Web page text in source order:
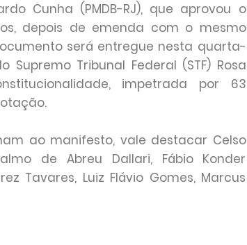
Cunha (PMDB-RJ), que aprovou o
depois de emenda com o mesmo
será entregue nesta quarta-
Tribunal Federal (STF) Rosa
impetrada por 63
ao manifesto, vale destacar Celso
de Abreu Dallari, Fábio Konder
Tavares, Luiz Flávio Gomes, Marcus